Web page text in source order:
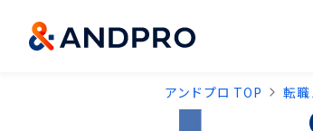
アンドプロ TOP 転職